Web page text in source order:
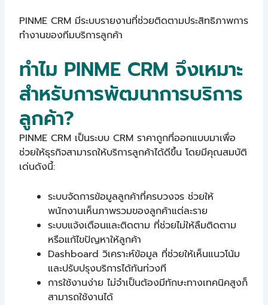
PINME CRM มีระบบรายงานที่ช่วยติดตามประสิทธิภาพการ
ทำงานของทีมบริการลูกค้า
ทำไม PINME CRM จึงเหมาะ
สำหรับการพัฒนาการบริการ
ลูกค้า?
PINME CRM เป็นระบบ CRM ราคาถูกที่ออกแบบมาเพื่อ
ช่วยให้ธุรกิจสามารถให้บริการลูกค้าได้ดีขึ้น โดยมีคุณสมบัติ
เด่นดังนี้:
ระบบจัดการข้อมูลลูกค้าที่ครบวงจร ช่วยให้
พนักงานเห็นภาพรวมของลูกค้าแต่ละราย
ระบบแจ้งเตือนและติดตาม ที่ช่วยไม่ให้ลืมติดตาม
หรือแก้ไขปัญหาให้ลูกค้า
Dashboard วิเคราะห์ข้อมูล ที่ช่วยให้เห็นแนวโน้ม
และปรับปรุงบริการได้ทันท่วงที
การใช้งานง่าย ไม่จำเป็นต้องมีทักษะทางเทคนิคสูงก็
สามารถใช้งานได้